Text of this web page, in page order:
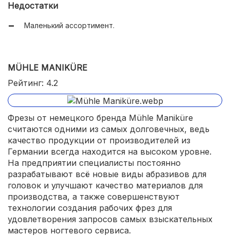
Недостатки
Маленький ассортимент.
MÜHLE MANIKÜRE
Рейтинг: 4.2
Фрезы от немецкого бренда Mühle Maniküre
считаются одними из самых долговечных, ведь
качество продукции от производителей из
Германии всегда находится на высоком уровне.
На предприятии специалисты постоянно
разрабатывают всё новые виды абразивов для
головок и улучшают качество материалов для
производства, а также совершенствуют
технологии создания рабочих фрез для
удовлетворения запросов самых взыскательных
мастеров ногтевого сервиса.